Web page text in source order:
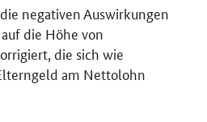
negativen Auswirkungen
die Höhe von
die sich wie
am Nettolohn